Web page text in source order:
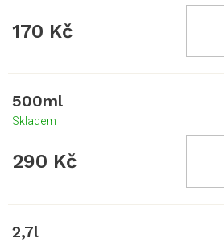
170 Kč
500ml
Skladem
290 Kč
2,7l